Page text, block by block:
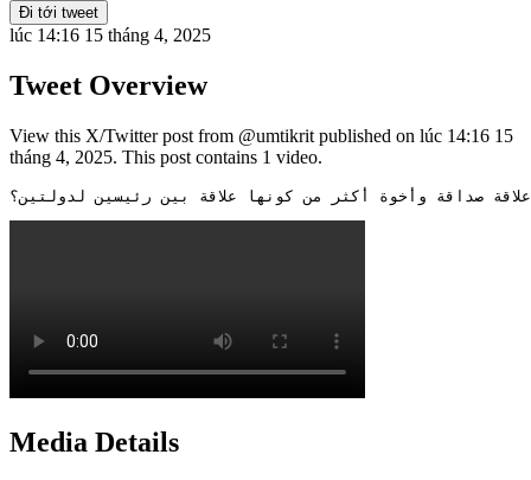
Đi tới tweet
lúc 14:16 15 tháng 4, 2025
Tweet Overview
View this X/Twitter post from @umtikrit published on lúc 14:16 15
tháng 4, 2025. This post contains 1 video.
Media Details